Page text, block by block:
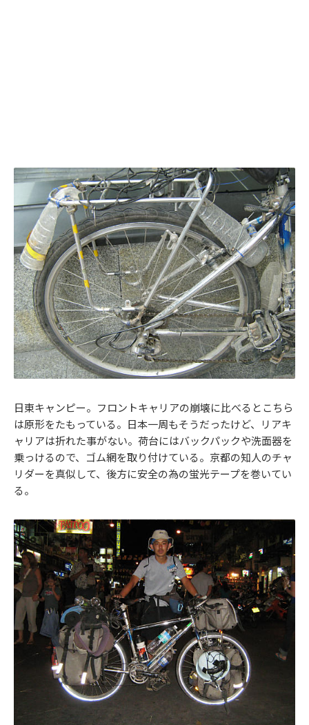
日東キャンピー。フロントキャリアの崩壊に比べるとこちら
は原形をたもっている。日本一周もそうだったけど、リアキ
ャリアは折れた事がない。荷台にはバックパックや洗面器を
乗っけるので、ゴム網を取り付けている。京都の知人のチャ
リダーを真似して、後方に安全の為の蛍光テープを巻いてい
る。